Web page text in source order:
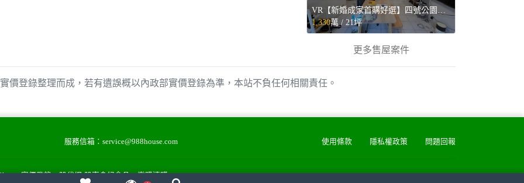
VR【新婚成家首購好選】四號公園暖心2房◕‿◕寓見忠杏 - 新北市中和區售屋
1,330萬 /21坪
更多售屋案件
價登錄整理而成，若有遺誤概以內政部實價登錄為準，本站不負任何相關責任。
服務信箱： service@988house.com 使用條款 隱私權政策 問題回報
實價登錄 股代網-股東會紀念品 樂購速購